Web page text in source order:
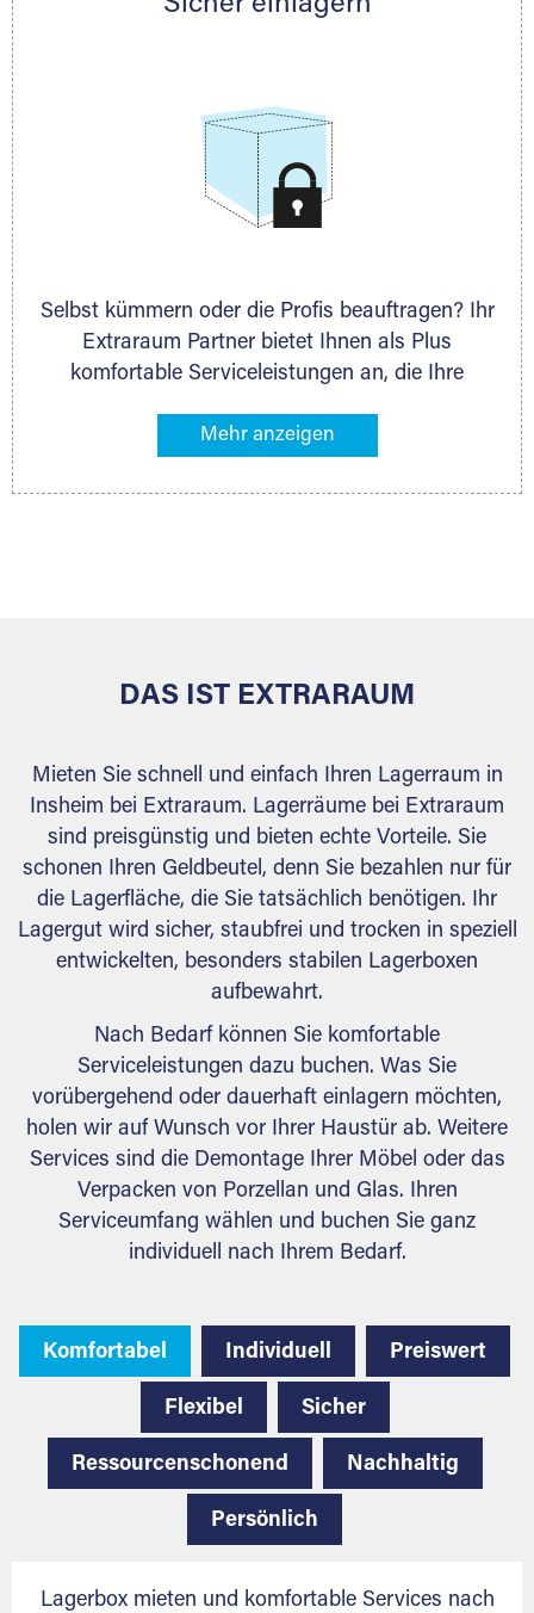
persönlich hinsichtlich Lagervolumen und zu
Selbst kümmern oder die Profis beauftragen? Ihr
Extraraum Partner bietet Ihnen als Plus
komfortable Serviceleistungen an, die Ihre
gehören z. B. Verpackungsservice, Lieferung von
Ihr Lagergut wird bei Ihrem Extraraum Partner
DAS IST EXTRARAUM
Mieten Sie schnell und einfach Ihren Lagerraum in
Insheim bei Extraraum. Lagerräume bei Extraraum
sind preisgünstig und bieten echte Vorteile. Sie
schonen Ihren Geldbeutel, denn Sie bezahlen nur für
die Lagerfläche, die Sie tatsächlich benötigen. Ihr
Lagergut wird sicher, staubfrei und trocken in speziell
entwickelten, besonders stabilen Lagerboxen
aufbewahrt.
Nach Bedarf können Sie komfortable
Serviceleistungen dazu buchen. Was Sie
vorübergehend oder dauerhaft einlagern möchten,
holen wir auf Wunsch vor Ihrer Haustür ab. Weitere
Services sind die Demontage Ihrer Möbel oder das
Verpacken von Porzellan und Glas. Ihren
Serviceumfang wählen und buchen Sie ganz
individuell nach Ihrem Bedarf.
Komfortabel Individuell Preiswert
Flexibel Sicher
Ressourcenschonend Nachhaltig
Persönlich
Lagerbox mieten und komfortable Services nach